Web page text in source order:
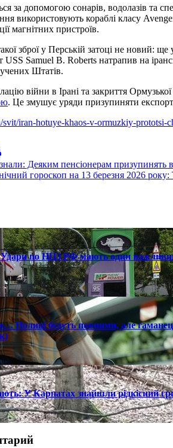
за допомогою сонарів, водолазів та
використовують кораблі класу
магнітних пристроїв.
зброї у Перській затоці не новий:
USS Samuel B. Roberts натрапив на
Штатів.
війни в Ірані та закриття
. Це змушує уряди призупиняти експорт
svit/iran-hotuye-khaos-v-ormuzkiy-prototsi-
Деяким пенсіонерам призупинять
гороскоп на 13 березня 2026
по НПЗ РФ мають один
будуть повними, але
У Карпатах знайшли рідкісний